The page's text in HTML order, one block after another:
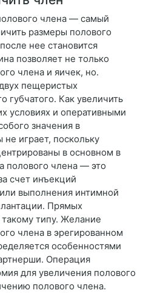
члена — самый
размеры полового
нее становится
позволяет не только
члена и яичек, но.
пещеристых
губчатого. Как увеличить
условиях и оперативными
значения в
играет, поскольку
в основном в
полового члена — это
счет инъекций
выполнения интимной
Прямых
типу. Желание
члена в эрегированном
особенностями
Операция
для увеличения полового
полового члена.